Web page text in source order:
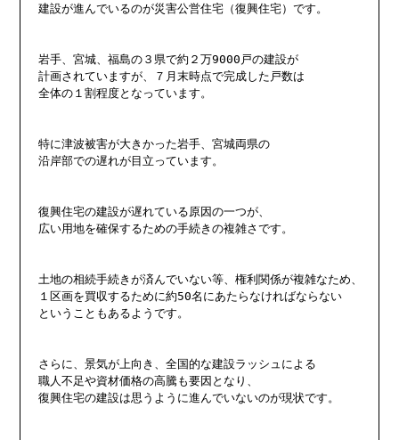
建設が進んでいるのが災害公営住宅（復興住宅）です。
岩手、宮城、福島の３県で約２万9000戸の建設が
計画されていますが、７月末時点で完成した戸数は
全体の１割程度となっています。
特に津波被害が大きかった岩手、宮城両県の
沿岸部での遅れが目立っています。
復興住宅の建設が遅れている原因の一つが、
広い用地を確保するための手続きの複雑さです。
土地の相続手続きが済んでいない等、権利関係が複雑なため、
１区画を買収するために約50名にあたらなければならない
ということもあるようです。
さらに、景気が上向き、全国的な建設ラッシュによる
職人不足や資材価格の高騰も要因となり、
復興住宅の建設は思うように進んでいないのが現状です。